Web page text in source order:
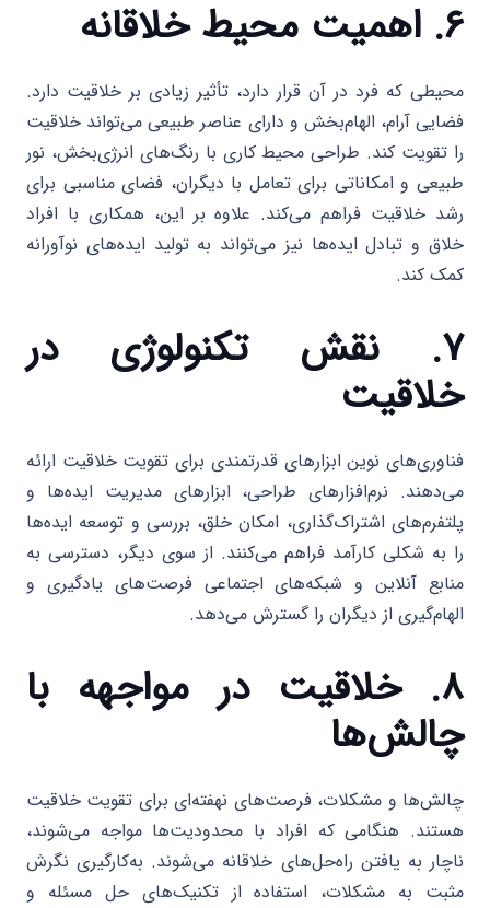
۶. اهمیت محیط خلاقانه
محیطی که فرد در آن قرار دارد، تأثیر زیادی بر خلاقیت دارد.
فضایی آرام، الهام‌بخش و دارای عناصر طبیعی می‌تواند خلاقیت
را تقویت کند. طراحی محیط کاری با رنگ‌های انرژی‌بخش، نور
طبیعی و امکاناتی برای تعامل با دیگران، فضای مناسبی برای
رشد خلاقیت فراهم می‌کند. علاوه بر این، همکاری با افراد
خلاق و تبادل ایده‌ها نیز می‌تواند به تولید ایده‌های نوآورانه
کمک کند.
۷. نقش تکنولوژی در
خلاقیت
فناوری‌های نوین ابزارهای قدرتمندی برای تقویت خلاقیت ارائه
می‌دهند. نرم‌افزارهای طراحی، ابزارهای مدیریت ایده‌ها و
پلتفرم‌های اشتراک‌گذاری، امکان خلق، بررسی و توسعه ایده‌ها
را به شکلی کارآمد فراهم می‌کنند. از سوی دیگر، دسترسی به
منابع آنلاین و شبکه‌های اجتماعی فرصت‌های یادگیری و
الهام‌گیری از دیگران را گسترش می‌دهد.
۸. خلاقیت در مواجهه با
چالش‌ها
چالش‌ها و مشکلات، فرصت‌های نهفته‌ای برای تقویت خلاقیت
هستند. هنگامی که افراد با محدودیت‌ها مواجه می‌شوند،
ناچار به یافتن راه‌حل‌های خلاقانه می‌شوند. به‌کارگیری نگرش
مثبت به مشکلات، استفاده از تکنیک‌های حل مسئله و